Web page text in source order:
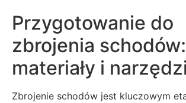
Przygotowanie do
zbrojenia schodów:
materiały i
Zbrojenie schodów jest kluczowym